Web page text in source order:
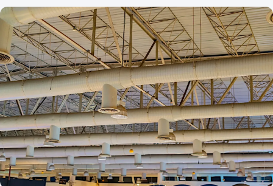
SLUŽBY A PRODUKTY
Čo je agentúra dočasného zamestnávania
(ADZ) a kedy ju firma potrebuje